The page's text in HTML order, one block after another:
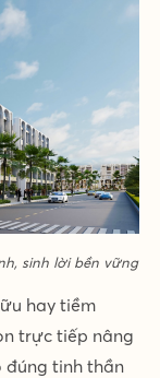
sinh lời bền vững
hay tiềm
trực tiếp nâng
đúng tinh thần